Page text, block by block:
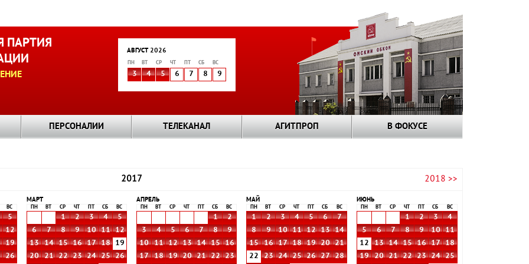
ПАРТИЯ
АВГУСТ 2026
ПН ВТ СР ЧТ СБ ВС
3 4 5 6 7 8 9
ПЕРСОНАЛИИ ТЕЛЕКАНАЛ АГИТПРОП В ФОКУСЕ
2017 2018 >>
ВС
5
12
19
26
МАРТ
ПН ВТ СР ЧТ СБ ВС
1 2 3 4
5
6
7 8 9 10 11
12
13
14 15 16 17 18
19
20
21 22 23 24 25
26
АПРЕЛЬ
ПН ВТ СР ЧТ СБ ВС
1
2
3
4 5 6 7 8
9
10
11 12 13 14 15
16
17
18 19 20 21 22
23
МАЙ
ПН ВТ СР ЧТ СБ ВС
1 2 3 4 5 6
7
8
9 10 11 12 13
14
15
16 17 18 19 20
21
22
23 24 25 26 27
28
ИЮНЬ
ПН ВТ СР ЧТ СБ ВС
1 2 3
4
5
6 7 8 9 10
11
12
13 14 15 16 17
18
19
20 21 22 23 24
25